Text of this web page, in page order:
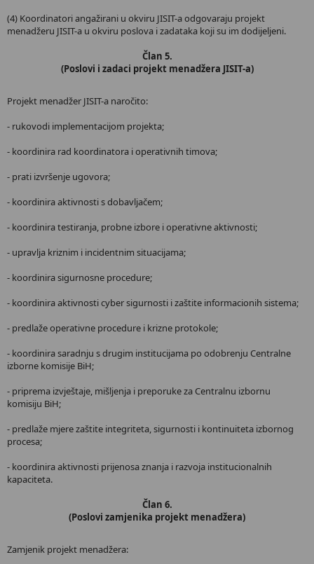
(4) Koordinatori angažirani u okviru JISIT-a odgovaraju projekt
menadžeru JISIT-a u okviru poslova i zadataka koji su im dodijeljeni.
Član 5.
(Poslovi i zadaci projekt menadžera JISIT-a)
Projekt menadžer JISIT-a naročito:
- rukovodi implementacijom projekta;
- koordinira rad koordinatora i operativnih timova;
- prati izvršenje ugovora;
- koordinira aktivnosti s dobavljačem;
- koordinira testiranja, probne izbore i operativne aktivnosti;
- upravlja kriznim i incidentnim situacijama;
- koordinira sigurnosne procedure;
- koordinira aktivnosti cyber sigurnosti i zaštite informacionih sistema;
- predlaže operativne procedure i krizne protokole;
- koordinira saradnju s drugim institucijama po odobrenju Centralne
izborne komisije BiH;
- priprema izvještaje, mišljenja i preporuke za Centralnu izbornu
komisiju BiH;
- predlaže mjere zaštite integriteta, sigurnosti i kontinuiteta izbornog
procesa;
- koordinira aktivnosti prijenosa znanja i razvoja institucionalnih
kapaciteta.
Član 6.
(Poslovi zamjenika projekt menadžera)
Zamjenik projekt menadžera: